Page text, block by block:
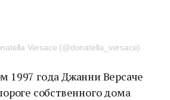
от Donatella Versace
Versace (@donatella_versace)
1997 года Джанни Версаче
собственного дома